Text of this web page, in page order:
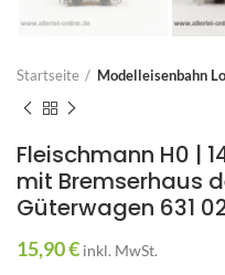
Startseite Modelleisenbahn
Fleischmann H0 |
mit Bremserhaus
Güterwagen 631
15,90€ inkl. MwSt.